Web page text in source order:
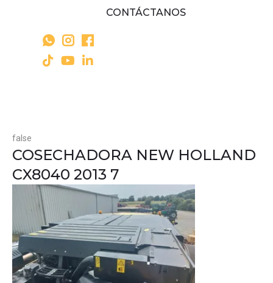
CONTÁCTANOS
false
COSECHADORA NEW HOLLAND
CX8040 2013 7